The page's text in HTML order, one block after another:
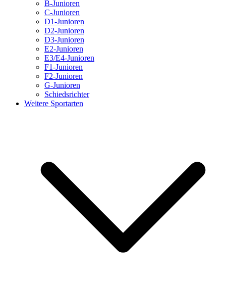
B-Junioren
C-Junioren
D1-Junioren
D2-Junioren
D3-Junioren
E2-Junioren
E3/E4-Junioren
F1-Junioren
F2-Junioren
G-Junioren
Schiedsrichter
Weitere Sportarten